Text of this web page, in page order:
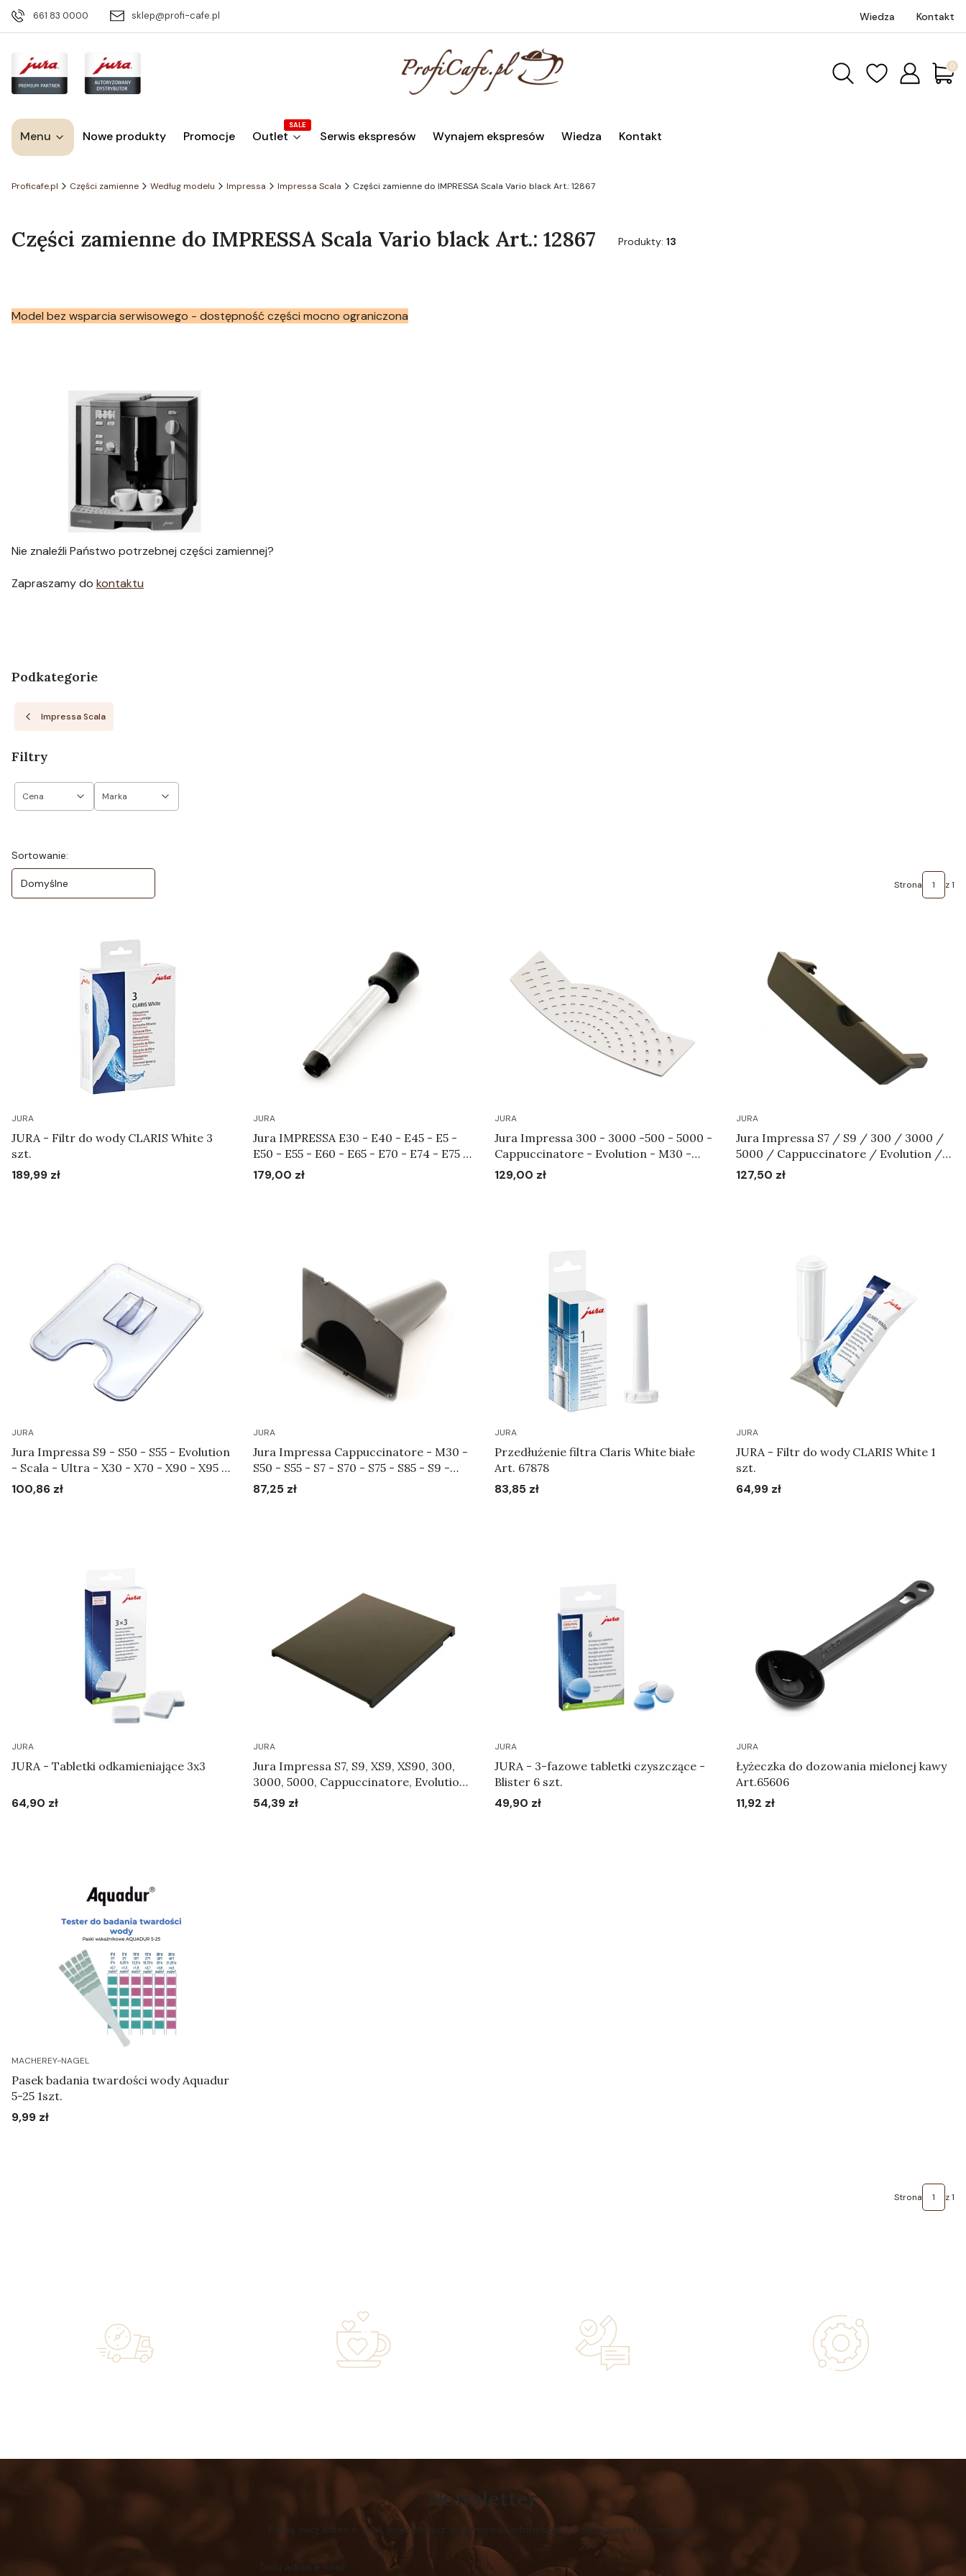
661 83 0000 sklep@profi-cafe.pl Wiedza Kontakt
Menu Nowe produkty Promocje Outlet
SALE
Serwis ekspresów Wynajem ekspresów Wiedza Kontakt
Proficafe.pl Części zamienne Według modelu Impressa Impressa Scala Części zamienne do IMPRESSA Scala Vario black Art.: 12867
Części zamienne do IMPRESSA Scala Vario black Art.: 12867 Produkty: 13
Model bez wsparcia serwisowego - dostępność części mocno ograniczona
Nie znaleźli Państwo potrzebnej części zamiennej?
Zapraszamy do kontaktu
Podkategorie
Impressa Scala
Filtry
Cena Marka
Lista produktów
Sortowanie:
Domyślne Strona z 1
JURA
JURA - Filtr do wody CLARIS White 3
szt.
Cena
189,99 zł
JURA
Jura IMPRESSA E30 - E40 - E45 - E5 -
E50 - E55 - E60 - E65 - E70 - E74 - E75 -
M30 - S50 - S55 - Scala - Dysza
Cena
179,00 zł
JURA
Jura Impressa 300 - 3000 -500 - 5000 -
Cappuccinatore - Evolution - M30 -
S50 - Scala - Ultra - X30 - X70 - Tacka
Cena
129,00 zł
JURA
Jura Impressa S7 / S9 / 300 / 3000 /
5000 / Cappuccinatore / Evolution /
M30 / S50 / S70 / S90 / Scala / Ultra
Cena
127,50 zł
JURA
Jura Impressa S9 - S50 - S55 - Evolution
- Scala - Ultra - X30 - X70 - X90 - X95 -
XS9 - XS90 - XS95 - Pokrywa chroniąca
Cena
100,86 zł
JURA
Jura Impressa Cappuccinatore - M30 -
S50 - S55 - S7 - S70 - S75 - S85 - S9 -
S90 - S95 - Scala - X70 - X90 - X95 -
Cena
87,25 zł
JURA
Przedłużenie filtra Claris White białe
Art. 67878
Cena
83,85 zł
JURA
JURA - Filtr do wody CLARIS White 1
szt.
Cena
64,99 zł
JURA
JURA - Tabletki odkamieniające 3x3
Cena
64,90 zł
JURA
Jura Impressa S7, S9, XS9, XS90, 300,
3000, 5000, Cappuccinatore, Evolution,
M30, S50, S70, S90, Scala, Ultra, X30,
Cena
54,39 zł
JURA
JURA - 3-fazowe tabletki czyszczące -
Blister 6 szt.
Cena
49,90 zł
JURA
Łyżeczka do dozowania mielonej kawy
Art.65606
Cena
11,92 zł
MACHEREY-NAGEL
Pasek badania twardości wody Aquadur
5-25 1szt.
Cena
9,99 zł
Strona z 1
Newsletter
Podaj swój adres e-mail, jeżeli chcesz otrzymywać informacje o nowościach i promocjach.
Twój adres e-mail